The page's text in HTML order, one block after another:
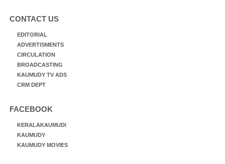
CONTACT US
EDITORIAL
ADVERTISMENTS
CIRCULATION
BROADCASTING
KAUMUDY TV ADS
CRM DEPT
FACEBOOK
KERALAKAUMUDI
KAUMUDY
KAUMUDY MOVIES